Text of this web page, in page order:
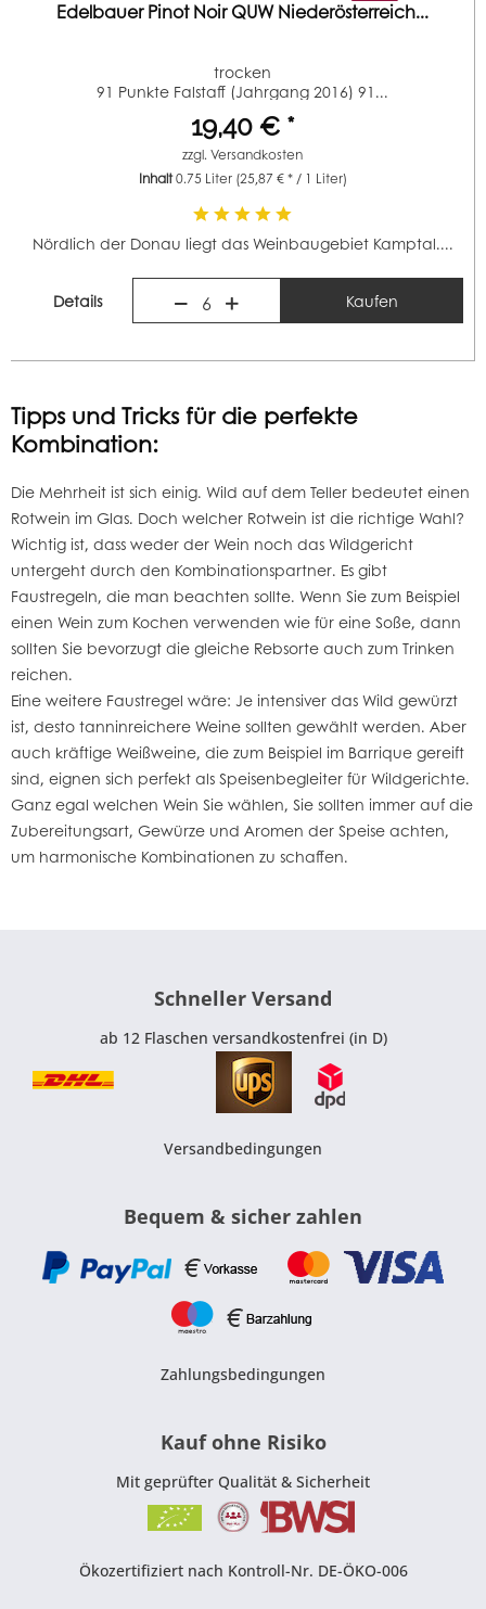
Edelbauer Pinot Noir QUW Niederösterreich...
trocken
91 Punkte Falstaff (Jahrgang 2016) 91...
19,40 € *
zzgl.Versandkosten
Inhalt0.75 Liter (25,87 € * / 1 Liter)
Nördlich der Donau liegt das Weinbaugebiet Kamptal....
Details 6 Kaufen
Tipps und Tricks für die perfekte
Kombination:
Die Mehrheit ist sich einig. Wild auf dem Teller bedeutet einen
Rotwein im Glas. Doch welcher Rotwein ist die richtige Wahl?
Wichtig ist, dass weder der Wein noch das Wildgericht
untergeht durch den Kombinationspartner. Es gibt
Faustregeln, die man beachten sollte. Wenn Sie zum Beispiel
einen Wein zum Kochen verwenden wie für eine Soße, dann
sollten Sie bevorzugt die gleiche Rebsorte auch zum Trinken
reichen.
Eine weitere Faustregel wäre: Je intensiver das Wild gewürzt
ist, desto tanninreichere Weine sollten gewählt werden. Aber
auch kräftige Weißweine, die zum Beispiel im Barrique gereift
sind, eignen sich perfekt als Speisenbegleiter für Wildgerichte.
Ganz egal welchen Wein Sie wählen, Sie sollten immer auf die
Zubereitungsart, Gewürze und Aromen der Speise achten,
um harmonische Kombinationen zu schaffen.
Schneller Versand
ab 12 Flaschen versandkostenfrei (in D)
Versandbedingungen
Bequem & sicher zahlen
Zahlungsbedingungen
Kauf ohne Risiko
Mit geprüfter Qualität & Sicherheit
Ökozertifiziert nach Kontroll-Nr. DE-ÖKO-006